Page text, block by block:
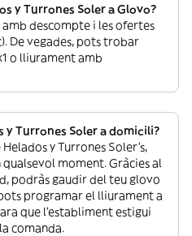
y Turrones Soler a Glovo?
descompte i les ofertes
De vegades, pots trobar
o lliurament amb
y Turrones Soler a domicili?
y Turrones Soler’s,
moment. Gràcies al
podràs gaudir del teu glovo
programar el lliurament a
que l’establiment estigui
comanda.